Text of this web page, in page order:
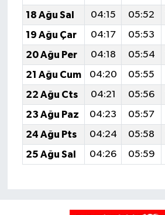
18 Ağu Sal 04:15 05:52
19 Ağu Çar
04:17 05:53
20 Ağu Per
04:18 05:54
21 Ağu Cum
04:20 05:55
22 Ağu Cts
04:21 05:56
23 Ağu Paz
04:23 05:57
24 Ağu Pts
04:24 05:58
25 Ağu Sal
04:26 05:59